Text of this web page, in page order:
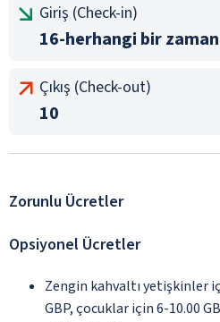
Giriş (Check-in)
16-herhangi bir zaman
Çıkış (Check-out)
10
Zorunlu Ücretler
Opsiyonel Ücretler
Zengin kahvaltı yetişkinler
GBP, çocuklar için 6-10.00